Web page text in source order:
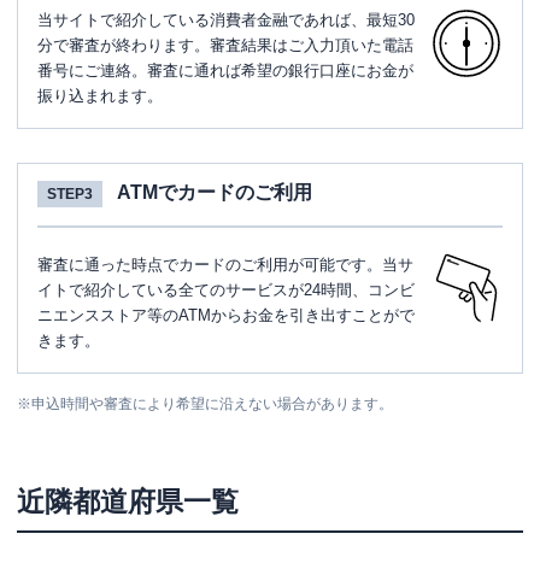
当サイトで紹介している消費者金融であれば、最短30
分で審査が終わります。審査結果はご入力頂いた電話
番号にご連絡。審査に通れば希望の銀行口座にお金が
振り込まれます。
STEP3 ATMでカードのご利用
審査に通った時点でカードのご利用が可能です。当サ
イトで紹介している全てのサービスが24時間、コンビ
ニエンスストア等のATMからお金を引き出すことがで
きます。
※申込時間や審査により希望に沿えない場合があります。
近隣都道府県一覧